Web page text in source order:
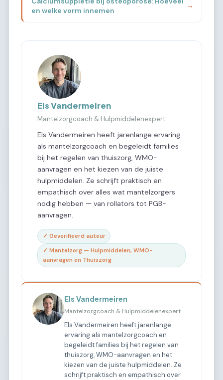
en welke vorm innemen
→
Els Vandermeiren
Mantelzorgcoach & Hulpmiddelenexpert
Els Vandermeiren heeft jarenlange ervaring
als mantelzorgcoach en begeleidt families
bij het regelen van thuiszorg, WMO-
aanvragen en het kiezen van de juiste
hulpmiddelen. Ze schrijft praktisch en
empathisch over alles wat mantelzorgers
nodig hebben — van rollators tot PGB-
aanvragen.
✓ Geverifieerd auteur
✓ Mantelzorg — Hulpmiddelen, WMO-
aanvragen en Thuiszorg
Els Vandermeiren
Mantelzorgcoach & Hulpmiddelenexpert
Els Vandermeiren heeft jarenlange
ervaring als mantelzorgcoach en
begeleidt families bij het regelen van
thuiszorg, WMO-aanvragen en het
kiezen van de juiste hulpmiddelen. Ze
schrijft praktisch en empathisch over